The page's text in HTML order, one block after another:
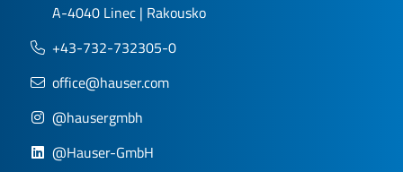
A-4040 Linec | Rakousko
+43-732-732305-0
office@hauser.com
@hausergmbh
@Hauser-GmbH